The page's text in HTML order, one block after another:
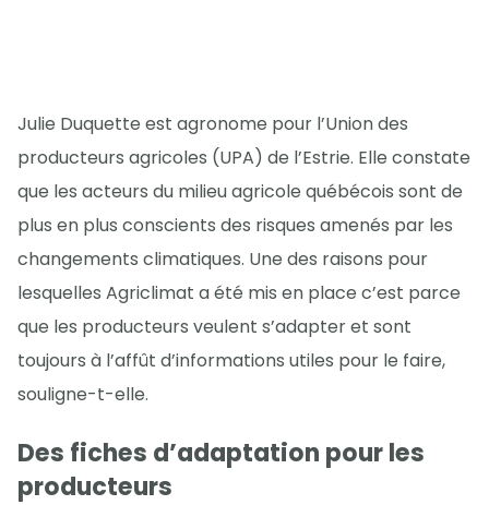
Julie Duquette est agronome pour l’Union des
producteurs agricoles (UPA) de l’Estrie. Elle constate
que les acteurs du milieu agricole québécois sont de
plus en plus conscients des risques amenés par les
changements climatiques. Une des raisons pour
lesquelles Agriclimat a été mis en place c’est parce
que les producteurs veulent s’adapter et sont
toujours à l’affût d’informations utiles pour le faire,
souligne-t-elle.
Des fiches d’adaptation pour les
producteurs